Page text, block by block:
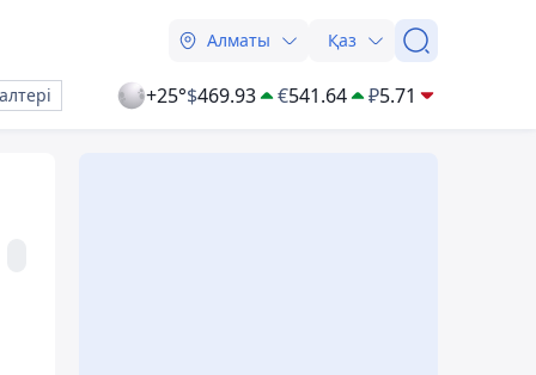
Алматы Қаз
+25°$469.93 €541.64 ₽5.71